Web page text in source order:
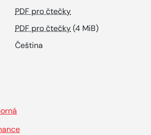
PDF pro čtečky
PDF pro čtečky(4 MiB)
Čeština